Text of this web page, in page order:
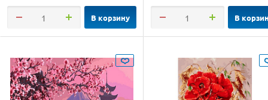
В корзину В